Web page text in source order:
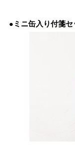
●ミニ缶入り付箋セ